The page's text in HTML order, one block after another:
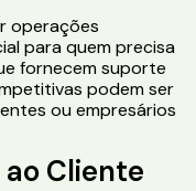
operações
para quem precisa
fornecem suporte
podem ser
ou empresários
Cliente